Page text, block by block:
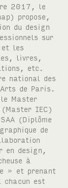
2017, le
propose,
du design
sur
et les
livres,
etc.
national des
de Paris.
Master
IEC)
(Diplôme
de
en design,
à
» et prenant
est